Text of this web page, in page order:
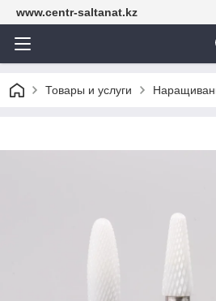
www.centr-saltanat.kz
Товары и услуги